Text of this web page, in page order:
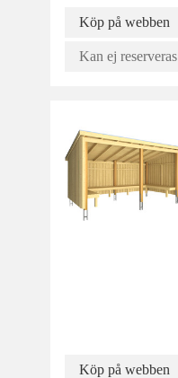
Köp på webben
Kan ej reserveras
Köp på webben